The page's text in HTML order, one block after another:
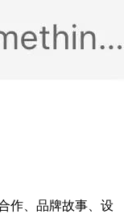
作、品牌故事、设